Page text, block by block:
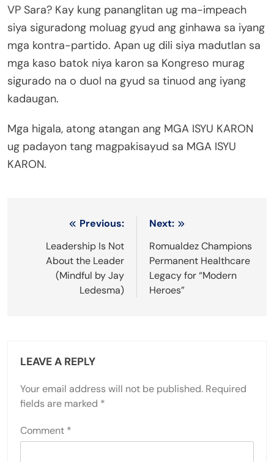
VP Sara? Kay kung pananglitan ug ma-impeach
siya siguradong moluag gyud ang ginhawa sa iyang
mga kontra-partido. Apan ug dili siya madutlan sa
mga kaso batok niya karon sa Kongreso murag
sigurado na o duol na gyud sa tinuod ang iyang
kadaugan.
Mga higala, atong atangan ang MGA ISYU KARON
ug padayon tang magpakisayud sa MGA ISYU
KARON.
navigation
Previous:
Leadership Is Not
About the Leader
(Mindful by Jay
Ledesma)
Next:
Romualdez Champions
Permanent Healthcare
Legacy for “Modern
Heroes”
LEAVE A REPLY
Your email address will not be published. Required
fields are marked *
Comment *